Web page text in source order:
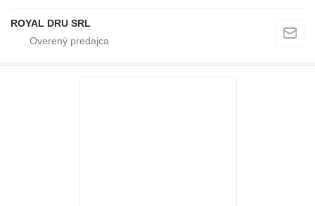
ROYAL DRU SRL